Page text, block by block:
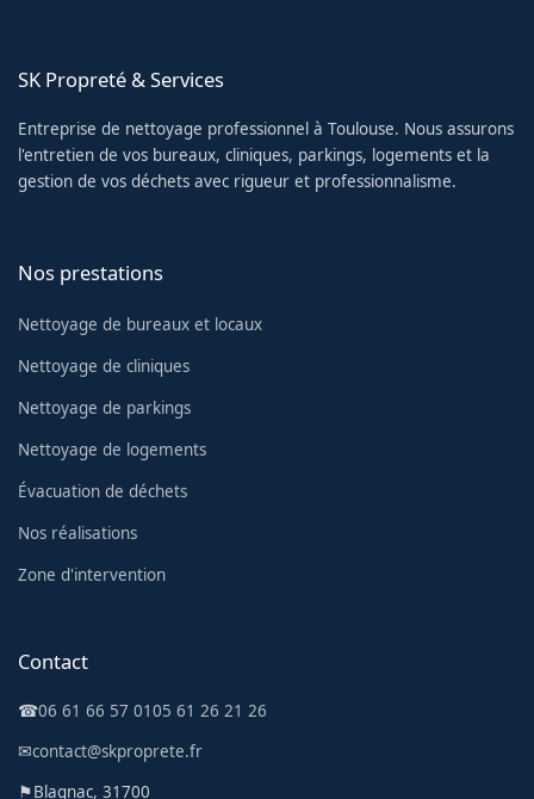
SK Propreté & Services
Entreprise de nettoyage professionnel à Toulouse. Nous assurons
l'entretien de vos bureaux, cliniques, parkings, logements et la
gestion de vos déchets avec rigueur et professionnalisme.
Nos prestations
Nettoyage de bureaux et locaux
Nettoyage de cliniques
Nettoyage de parkings
Nettoyage de logements
Évacuation de déchets
Nos réalisations
Zone d'intervention
Contact
☎06 61 66 57 0105 61 26 21 26
✉contact@skproprete.fr
⚑Blagnac, 31700